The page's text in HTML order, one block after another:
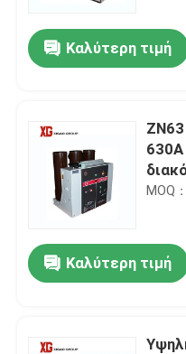
Καλύτερη τιμή
MOQ
Καλύτερη τιμή